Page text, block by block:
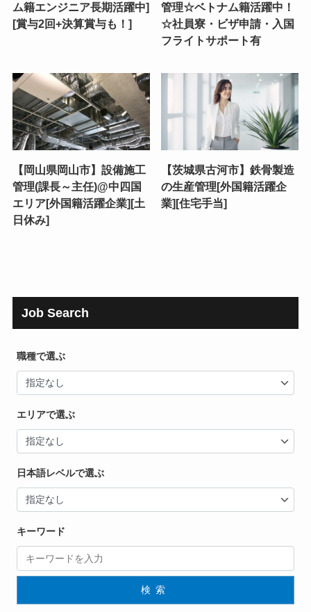
ム籍エンジニア長期活躍中]
[賞与2回+決算賞与も！]
管理☆ベトナム籍活躍中！
☆社員寮・ビザ申請・入国
フライトサポート有
【岡山県岡山市】設備施工
管理(課長～主任)@中四国
エリア[外国籍活躍企業][土
日休み]
【茨城県古河市】鉄骨製造
の生産管理[外国籍活躍企
業][住宅手当]
Job Search
職種で選ぶ
エリアで選ぶ
日本語レベルで選ぶ
キーワード
検索